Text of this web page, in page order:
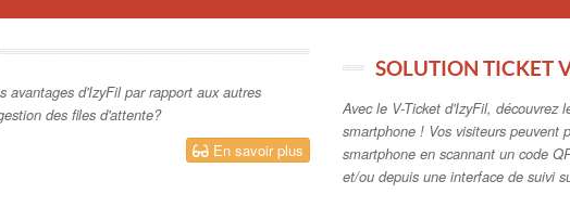
avantages d'IzyFil par rapport aux autres
des files d'attente?
En savoir plus
SOLUTION TICKET
Avec le V-Ticket d'IzyFil, découvrez
smartphone ! Vos visiteurs peuvent
smartphone en scannant un code
et/ou depuis une interface de suivi